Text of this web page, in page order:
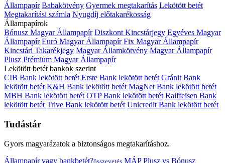
Állampapír Babakötvény Gyermek megtakarítás Lekötött betét
Megtakarítási számla Nyugdíj előtakarékosság
Állampapírok
Bónusz Magyar Állampapír Diszkont Kincstárjegy Egyéves Magyar
Állampapír Euró Magyar Állampapír Fix Magyar Állampapír
Kincstári Takarékjegy Magyar Államkötvény Magyar Állampapír
Plusz Prémium Magyar Állampapír
Lekötött betét bankok szerint
CIB Bank lekötött betét Erste Bank lekötött betét Gránit Bank
lekötött betét K&H Bank lekötött betét MagNet Bank lekötött betét
MBH Bank lekötött betét OTP Bank lekötött betét Raiffeisen Bank
lekötött betét Trive Bank lekötött betét Unicredit Bank lekötött betét
Tudástár
Gyors magyarázatok a biztonságos megtakarításhoz.
Állampapír vagy bankbetét?összevetés MÁP Plusz vs Bónusz